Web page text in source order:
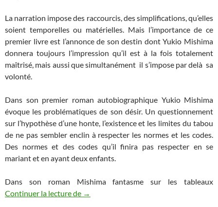
La narration impose des raccourcis, des simplifications, qu’elles
soient temporelles ou matérielles. Mais l’importance de ce
premier livre est l’annonce de son destin dont Yukio Mishima
donnera toujours l’impression qu’il est à la fois totalement
maîtrisé, mais aussi que simultanément il s’impose par delà sa
volonté.
Dans son premier roman autobiographique Yukio Mishima
évoque les problématiques de son désir. Un questionnement
sur l’hypothèse d’une honte, l’existence et les limites du tabou
de ne pas sembler enclin à respecter les normes et les codes.
Des normes et des codes qu’il finira pas respecter en se
mariant et en ayant deux enfants.
Dans son roman Mishima fantasme sur les tableaux
Continuer la lecture de Que retenir de « Confession d’un
→